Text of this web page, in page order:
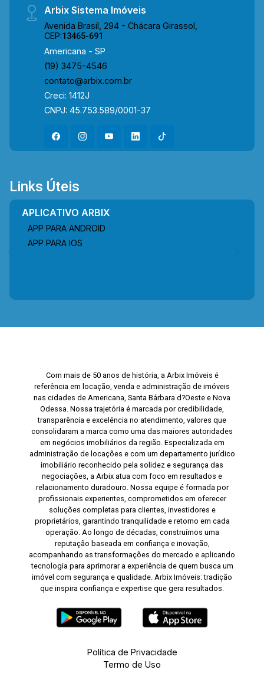
Arbix Sistema Imóveis
Avenida Brasil, 294 - Chácara Girassol,
CEP:13465-691
Americana - SP
(19) 3475-4546
contato@arbix.com.br
Creci: 1412J
CNPJ: 45.753.589/0001-37
Links Úteis
APLICATIVO ARBIX
APP PARA ANDROID
APP PARA IOS
Com mais de 50 anos de história, a Arbix Imóveis é
referência em locação, venda e administração de imóveis
nas cidades de Americana, Santa Bárbara d?Oeste e Nova
Odessa. Nossa trajetória é marcada por credibilidade,
transparência e excelência no atendimento, valores que
consolidaram a marca como uma das maiores autoridades
em negócios imobiliários da região. Especializada em
administração de locações e com um departamento jurídico
imobiliário reconhecido pela solidez e segurança das
negociações, a Arbix atua com foco em resultados e
relacionamento duradouro. Nossa equipe é formada por
profissionais experientes, comprometidos em oferecer
soluções completas para clientes, investidores e
proprietários, garantindo tranquilidade e retorno em cada
operação. Ao longo de décadas, construímos uma
reputação baseada em confiança e inovação,
acompanhando as transformações do mercado e aplicando
tecnologia para aprimorar a experiência de quem busca um
imóvel com segurança e qualidade. Arbix Imóveis: tradição
que inspira confiança e expertise que gera resultados.
Política de Privacidade
Termo de Uso